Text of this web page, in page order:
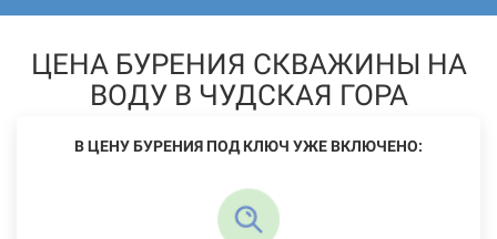
ЦЕНА БУРЕНИЯ СКВАЖИНЫ НА
ВОДУ В ЧУДСКАЯ ГОРА
В ЦЕНУ БУРЕНИЯ ПОД КЛЮЧ УЖЕ ВКЛЮЧЕНО: